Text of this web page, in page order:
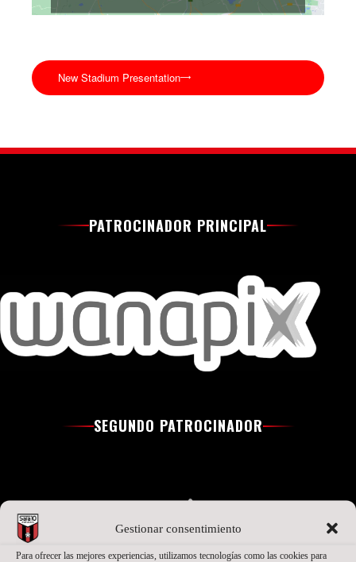
Gestionar consentimiento
Para ofrecer las mejores experiencias, utilizamos tecnologías como las cookies para
New Stadium Presentation
PATROCINADOR PRINCIPAL
SEGUNDO PATROCINADOR